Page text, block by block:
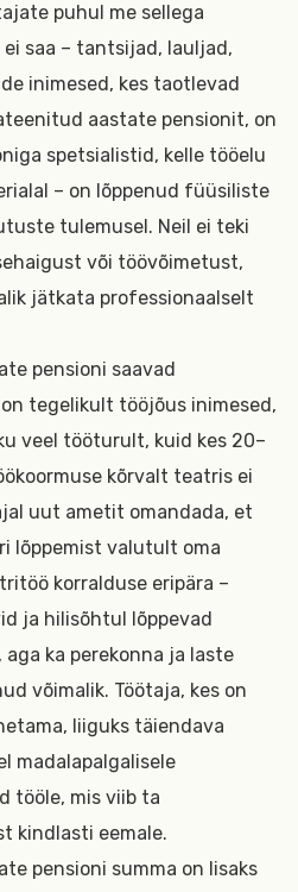
puhul me sellega
saa – tantsijad, lauljad,
inimesed, kes taotlevad
aastate pensionit, on
spetsialistid, kelle tööelu
– on lõppenud füüsiliste
tulemusel. Neil ei teki
või töövõimetust,
jätkata professionaalselt
pensioni saavad
tegelikult tööjõus inimesed,
veel tööturult, kuid kes 20–
kõrvalt teatris ei
uut ametit omandada, et
lõppemist valutult oma
korralduse eripära –
ja hilisõhtul lõppevad
ka perekonna ja laste
võimalik. Töötaja, kes on
liiguks täiendava
madalapalgalisele
tööle, mis viib ta
kindlasti eemale.
pensioni summa on lisaks